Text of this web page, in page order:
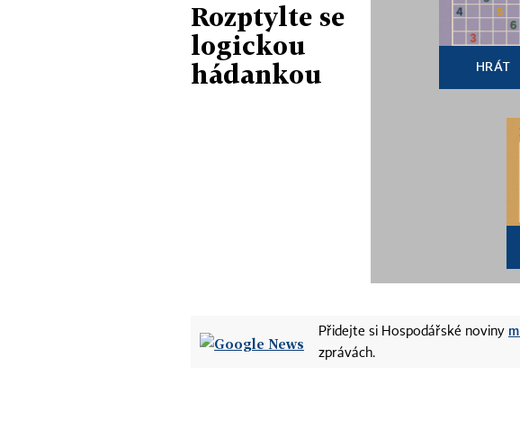
Rozptylte se
logickou
hádankou
HRÁT
Přidejte si Hospodářské noviny
zprávách.